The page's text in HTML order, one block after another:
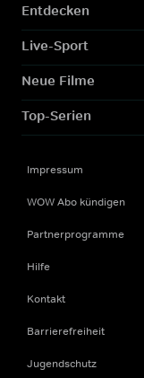
Entdecken
Live-Sport
Neue Filme
Top-Serien
Impressum
WOW Abo kündigen
Partnerprogramme
Hilfe
Kontakt
Barrierefreiheit
Jugendschutz